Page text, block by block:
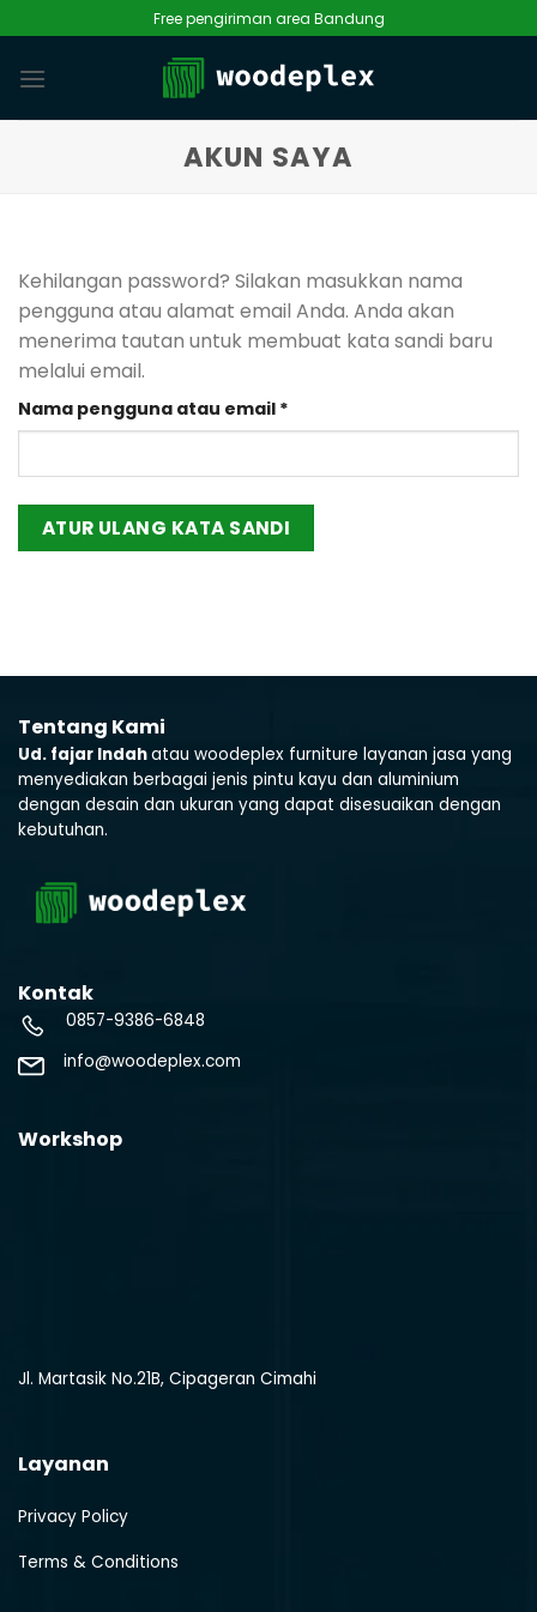
to
content
Free pengiriman area Bandung
AKUN SAYA
Kehilangan password? Silakan masukkan nama
pengguna atau alamat email Anda. Anda akan
menerima tautan untuk membuat kata sandi baru
melalui email.
Nama pengguna atau email *
ATUR ULANG KATA SANDI
Tentang Kami
Ud. fajar Indahatau woodeplex furniture layanan jasa yang
menyediakan berbagai jenis pintu kayu dan aluminium
dengan desain dan ukuran yang dapat disesuaikan dengan
kebutuhan.
Kontak
0857-9386-6848
info@woodeplex.com
Workshop
Jl. Martasik No.21B, Cipageran Cimahi
Layanan
Privacy Policy
Terms & Conditions